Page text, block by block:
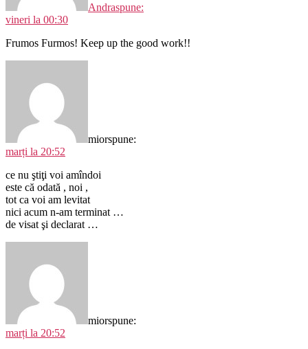
Andraspune:
vineri la 00:30
Frumos Furmos! Keep up the good work!!
miorspune:
marți la 20:52
ce nu ştiţi voi amîndoi
este că odată , noi ,
tot ca voi am levitat
nici acum n-am terminat …
de visat şi declarat …
miorspune:
marți la 20:52